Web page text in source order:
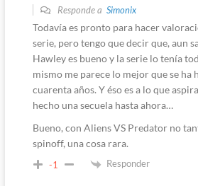
Responde a Simonix
Todavía es pronto para hacer
serie, pero tengo que decir que, aun
Hawley es bueno y la serie lo tenía
mismo me parece lo mejor que se ha
cuarenta años. Y éso es a lo que
hecho una secuela hasta ahora…
Bueno, con Aliens VS Predator no
spinoff, una cosa rara.
-1 Responder